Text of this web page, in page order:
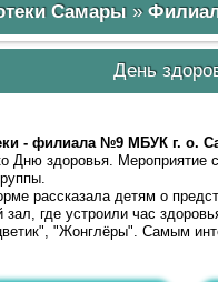
Самары »
День
- филиала №9 МБУК г. о.
Дню здоровья.
рассказала детям о
зал, где устроили час
"Жонглёры". Самым